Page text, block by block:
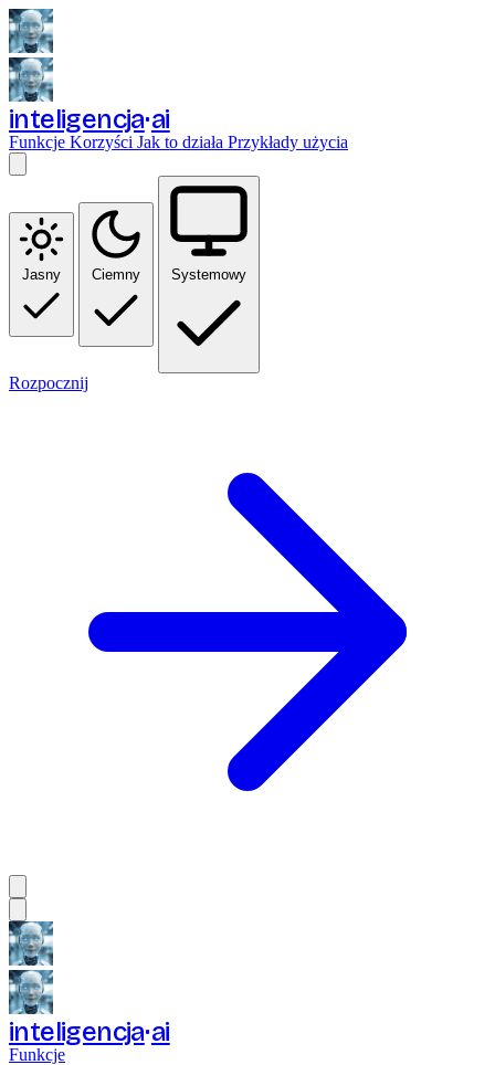
inteligencja ai
Funkcje Korzyści Jak to działa Przykłady użycia
Jasny Ciemny Systemowy
Rozpocznij
inteligencja ai
Funkcje